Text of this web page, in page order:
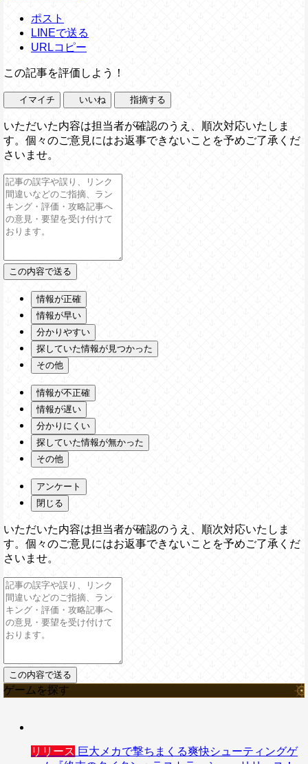
ポスト
LINEで送る
URLコピー
この記事を評価しよう！
イマイチ いいね 指摘する
いただいた内容は担当者が確認のうえ、順次対応いたしま
す。個々のご意見にはお返事できないことを予めご了承くだ
さいませ。
情報が正確
情報が早い
分かりやすい
探していた情報が見つかった
その他
情報が不正確
情報が遅い
分かりにくい
探していた情報が無かった
その他
アンケート
閉じる
いただいた内容は担当者が確認のうえ、順次対応いたしま
す。個々のご意見にはお返事できないことを予めご了承くだ
さいませ。
ゲームを探す
リリース 巨大メカで撃ちまくる爽快シューティングゲ